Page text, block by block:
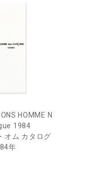
HOMME N
1984
オム カタログ
年